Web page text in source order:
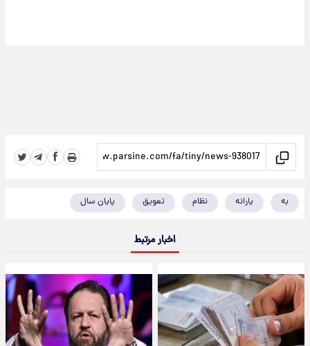
به یارانه نظام تعویق پایان سال
اخبار مرتبط